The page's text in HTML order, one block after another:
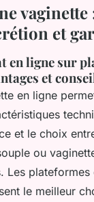
vaginette
et
en ligne sur
et
en ligne
et le choix
ou
Les plateformes
le meilleur